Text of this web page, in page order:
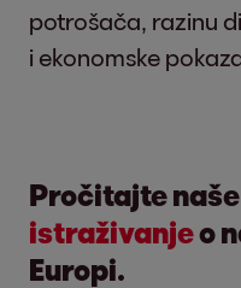
potrošača, razinu
i ekonomske
Pročitajte naše
istraživanjeo
Europi.